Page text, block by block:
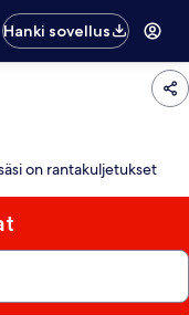
Hanki sovellus
on rantakuljetukset